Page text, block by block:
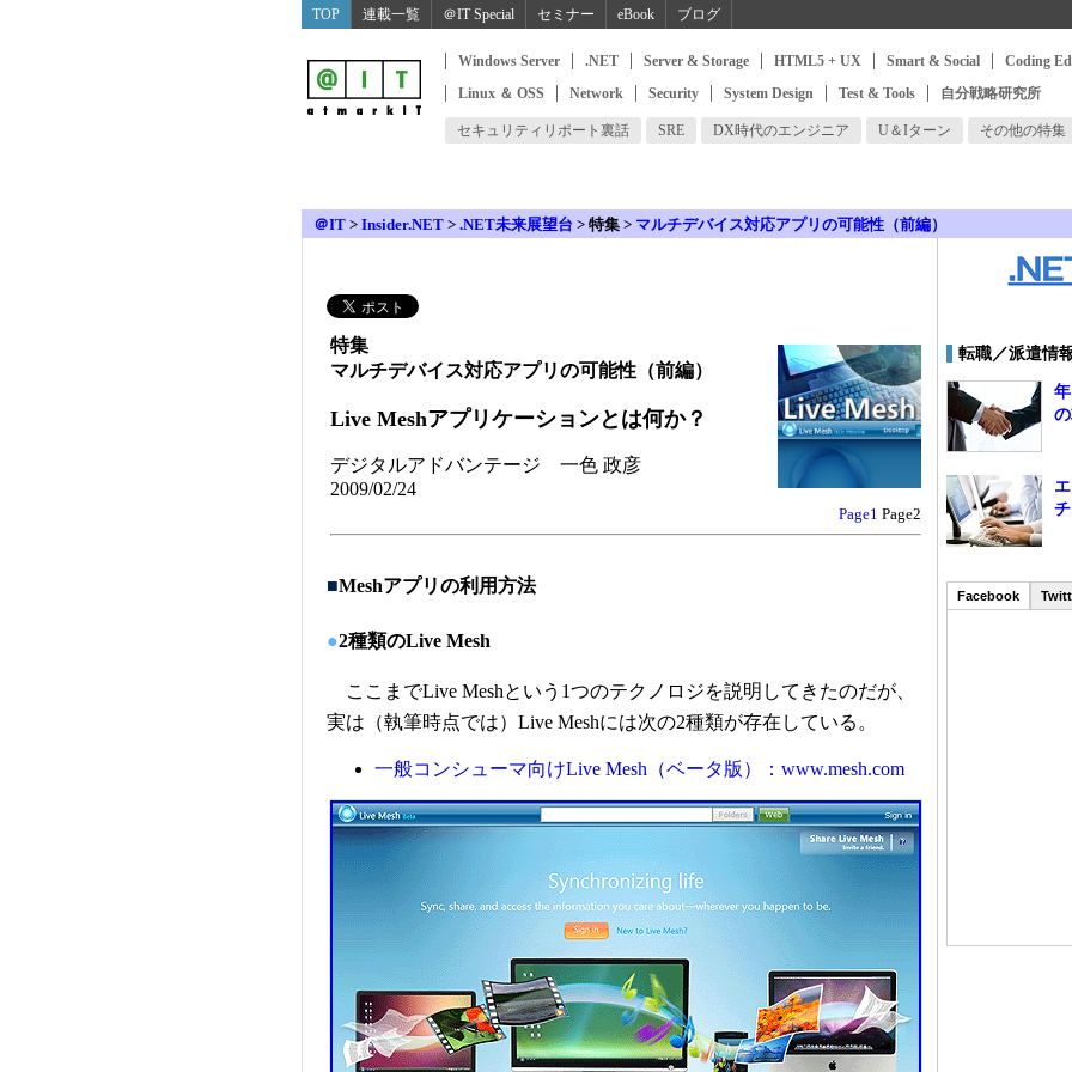
TOP 連載一覧 ＠IT Special セミナー eBook ブログ
Windows Server .NET Server & Storage HTML5 + UX Smart & Social
Coding
Linux ＆ OSS
Network Security System Design Test & Tools 自分戦略研究所
セキュリティリポート裏話 SRE DX時代のエンジニア U＆Iターン その他の特集
＠IT > Insider.NET > .NET未来展望台 > 特集 > マルチデバイス対応アプリの可能性（前編）
特集
マルチデバイス対応アプリの可能性（前編）
Live Meshアプリケーションとは何か？
デジタルアドバンテージ 一色 政彦
2009/02/24
Page1 Page2
■Meshアプリの利用方法
●2種類のLive Mesh
ここまでLive Meshという1つのテクノロジを説明してきたのだが、
実は（執筆時点では）Live Meshには次の2種類が存在している。
一般コンシューマ向けLive Mesh（ベータ版）：www.mesh.com
転職／派遣情
Facebook